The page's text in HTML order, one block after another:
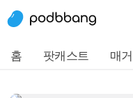
홈 팟캐스트 매